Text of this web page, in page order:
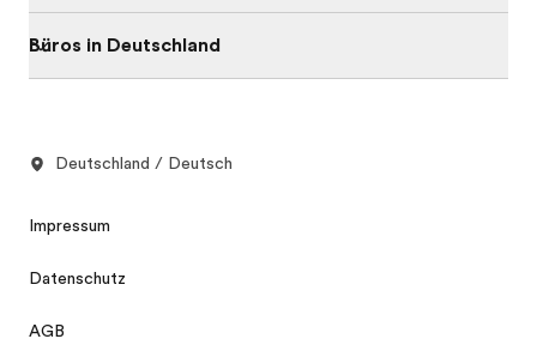
Büros in Deutschland
Deutschland / Deutsch
Impressum
Datenschutz
AGB